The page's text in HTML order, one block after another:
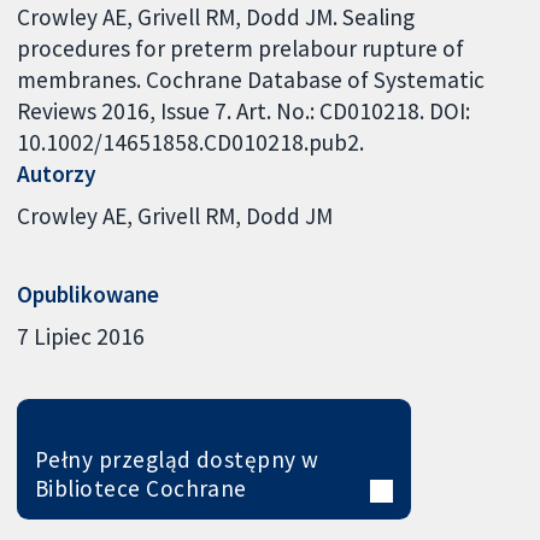
Crowley AE, Grivell RM, Dodd JM. Sealing
procedures for preterm prelabour rupture of
membranes. Cochrane Database of Systematic
Reviews 2016, Issue 7. Art. No.: CD010218. DOI:
10.1002/14651858.CD010218.pub2.
Autorzy
Crowley AE Grivell RM Dodd JM
Opublikowane
7 Lipiec 2016
Pełny przegląd dostępny w
Bibliotece Cochrane